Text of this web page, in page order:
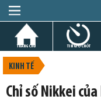
TRANG CHỦ TIN GIỜ CHÓT
KINH TẾ
Chỉ số Nikkei